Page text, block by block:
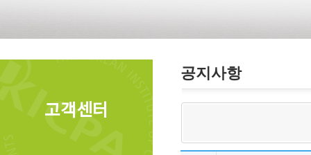
고객센터
공지사항